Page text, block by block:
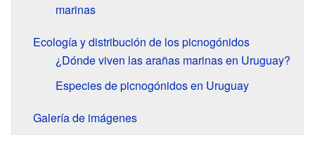
marinas
Ecología y distribución de los picnogónidos
¿Dónde viven las arañas marinas en Uruguay?
Especies de picnogónidos en Uruguay
Galería de imágenes